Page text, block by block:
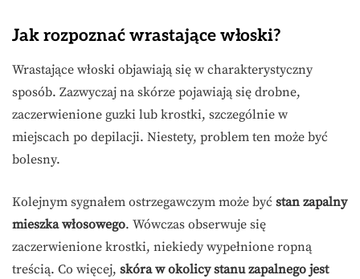
Jak rozpoznać wrastające włoski?
Wrastające włoski objawiają się w charakterystyczny
sposób. Zazwyczaj na skórze pojawiają się drobne,
zaczerwienione guzki lub krostki, szczególnie w
miejscach po depilacji. Niestety, problem ten może być
bolesny.
Kolejnym sygnałem ostrzegawczym może być stan zapalny
mieszka włosowego. Wówczas obserwuje się
zaczerwienione krostki, niekiedy wypełnione ropną
treścią. Co więcej, skóra w okolicy stanu zapalnego jest